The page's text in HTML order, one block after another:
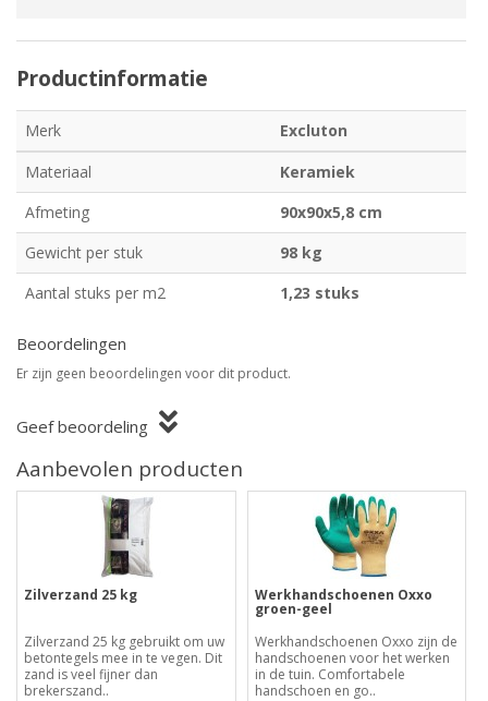
Productinformatie
Merk
Excluton
Materiaal
Keramiek
Afmeting
90x90x5,8 cm
Gewicht per stuk
98 kg
Aantal stuks per m2
1,23 stuks
Beoordelingen
Er zijn geen beoordelingen voor dit product.
Geef beoordeling
Aanbevolen producten
Zilverzand 25 kg
Zilverzand 25 kg gebruikt om uw
betontegels mee in te vegen. Dit
zand is veel fijner dan
brekerszand..
Werkhandschoenen Oxxo
groen-geel
Werkhandschoenen Oxxo zijn de
handschoenen voor het werken
in de tuin. Comfortabele
handschoen en go..